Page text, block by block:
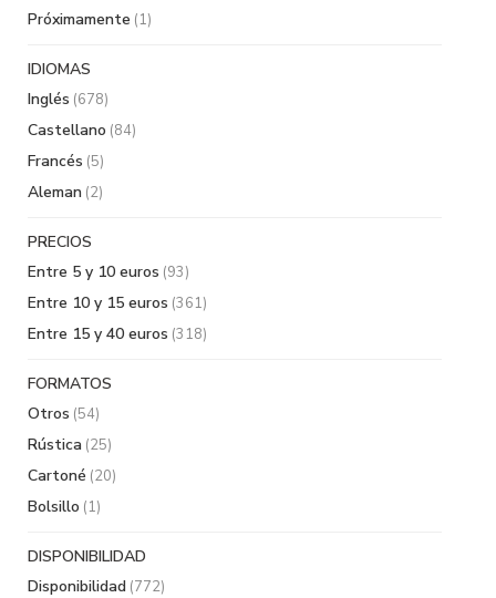
Próximamente (1)
IDIOMAS
Inglés (678)
Castellano (84)
Francés (5)
Aleman (2)
PRECIOS
Entre 5 y 10 euros (93)
Entre 10 y 15 euros (361)
Entre 15 y 40 euros (318)
FORMATOS
Otros (54)
Rústica (25)
Cartoné (20)
Bolsillo (1)
DISPONIBILIDAD
Disponibilidad (772)